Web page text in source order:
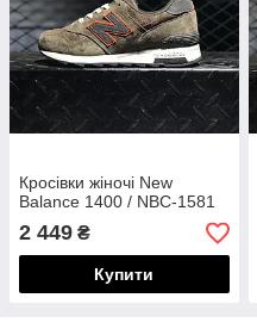
Кросівки жіночі New
Balance 1400 / NBC-1581
2 449 ₴
Купити